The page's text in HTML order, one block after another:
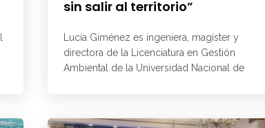
sin salir al territorio”
Lucía Giménez es ingeniera, magíster y
directora de la Licenciatura en Gestión
Ambiental de la Universidad Nacional de